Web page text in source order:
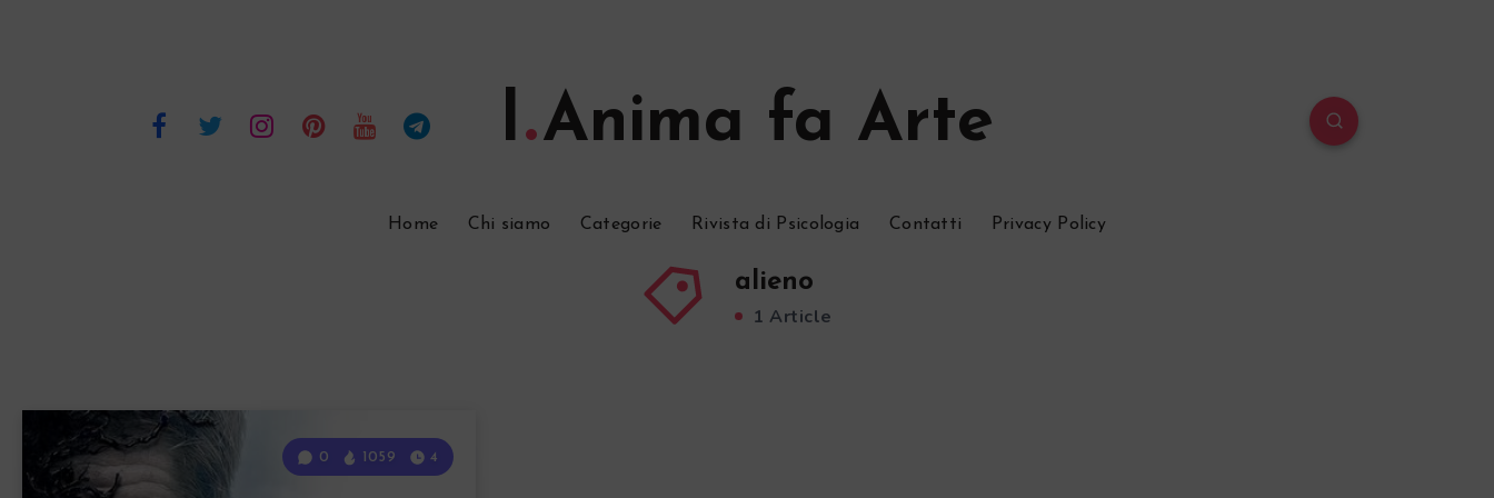
l Anima fa Arte
Home Chi siamo Categorie Rivista di Psicologia Contatti Privacy Policy
alieno
1 Article
0 1059 4